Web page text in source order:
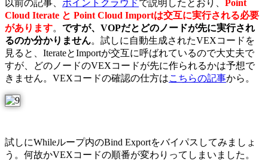
以前の記事、 ポイントクラウドで説明したとおり、 Point
Cloud Iterate と Point Cloud Importは交互に実行される必要
があります。 ですが、VOPだとどのノードが先に実行され
るのか分かりません。試しに自動生成されたVEXコードを
見ると、IterateとImportが交互に呼ばれているので大丈夫で
すが、どのノードのVEXコードが先に作られるかは予想で
きません。VEXコードの確認の仕方はこちらの記事から。
試しにWhileループ内のBind Exportをバイパスしてみましょ
う。何故かVEXコードの順番が変わりってしまいました。